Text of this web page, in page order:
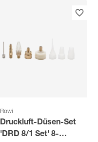
Rowi
Druckluft-Düsen-Set
'DRD 8/1 Set' 8-